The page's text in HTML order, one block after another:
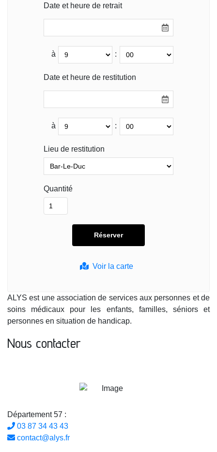
Voir la carte
Date et heure de retrait
à :
Date et heure de restitution
à :
Lieu de restitution
Quantité
ALYS est une association de services aux personnes et de
soins médicaux pour les enfants, familles, séniors et
personnes en situation de handicap.
Nous contacter
Département 57 :
03 87 34 43 43
contact@alys.fr